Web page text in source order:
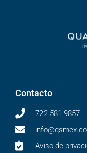
Contacto
722 581 9857
Aviso de